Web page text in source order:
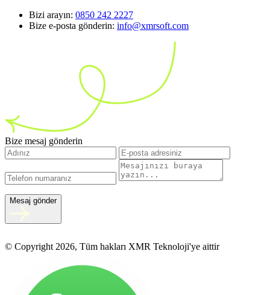
Bizi arayın: 0850 242 2227
Bize e-posta gönderin: info@xmrsoft.com
Bize mesaj gönderin
Mesaj gönder
© Copyright 2026, Tüm hakları XMR Teknoloji'ye aittir